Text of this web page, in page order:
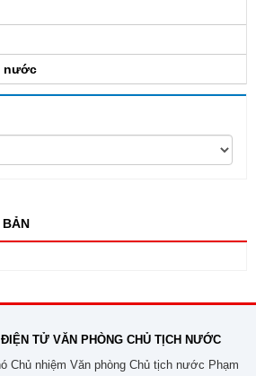
nước
BẢN
TỬ VĂN PHÒNG CHỦ TỊCH NƯỚC
Chủ nhiệm Văn phòng Chủ tịch nước Phạm